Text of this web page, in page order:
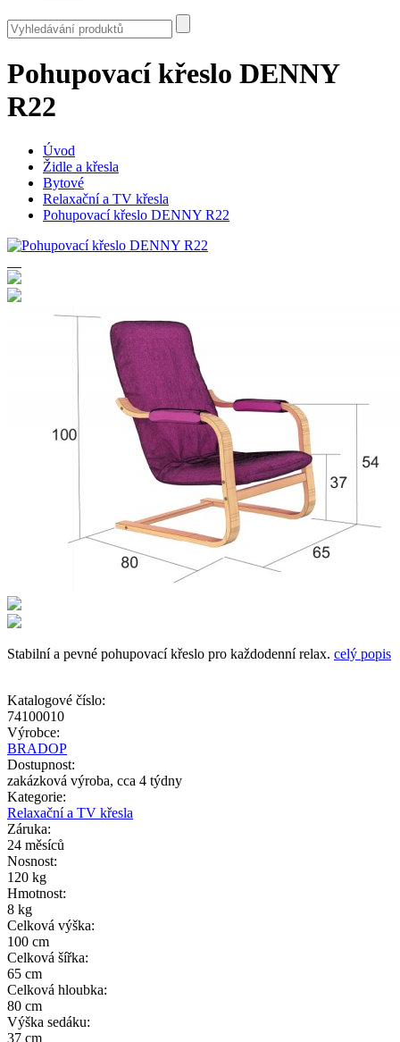
Pohupovací křeslo DENNY
R22
Úvod
Židle a křesla
Bytové
Relaxační a TV křesla
Pohupovací křeslo DENNY R22
Stabilní a pevné pohupovací křeslo pro každodenní relax. celý popis
Katalogové číslo:
74100010
Výrobce:
BRADOP
Dostupnost:
zakázková výroba, cca 4 týdny
Kategorie:
Relaxační a TV křesla
Záruka:
24 měsíců
Nosnost:
120 kg
Hmotnost:
8 kg
Celková výška:
100 cm
Celková šířka:
65 cm
Celková hloubka:
80 cm
Výška sedáku:
37 cm